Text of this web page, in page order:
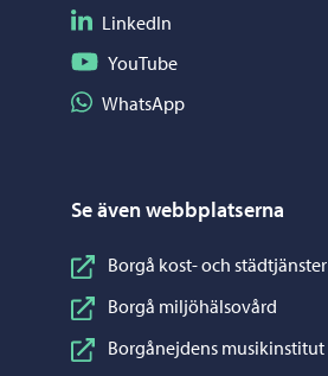
Följ på LinkedIn
LinkedIn
Följ på YouTube
YouTube
Dela på WhatsApp
WhatsApp
Se även webbplatserna
Borgå kost- och städtjänster
Borgå miljöhälsovård
Borgånejdens musikinstitut